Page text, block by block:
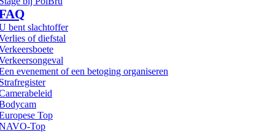
bent slachtoffer
of diefstal
evenement of een betoging organiseren
Top
Top